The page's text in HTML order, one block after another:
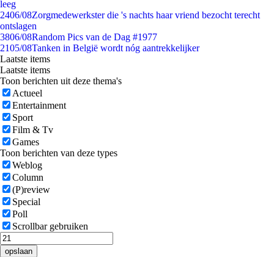
leeg
2406/08Zorgmedewerkster die 's nachts haar vriend bezocht terecht
ontslagen
3806/08Random Pics van de Dag #1977
2105/08Tanken in België wordt nóg aantrekkelijker
Laatste items
Laatste items
Toon berichten uit deze thema's
Actueel
Entertainment
Sport
Film & Tv
Games
Toon berichten van deze types
Weblog
Column
(P)review
Special
Poll
Scrollbar gebruiken
opslaan